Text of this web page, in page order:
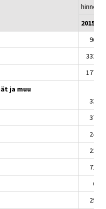
hinnoin,
2015
96,7
332,4
177,5
ja muu
33,0
37,3
24,6
22,1
71,5
6,7
29,1